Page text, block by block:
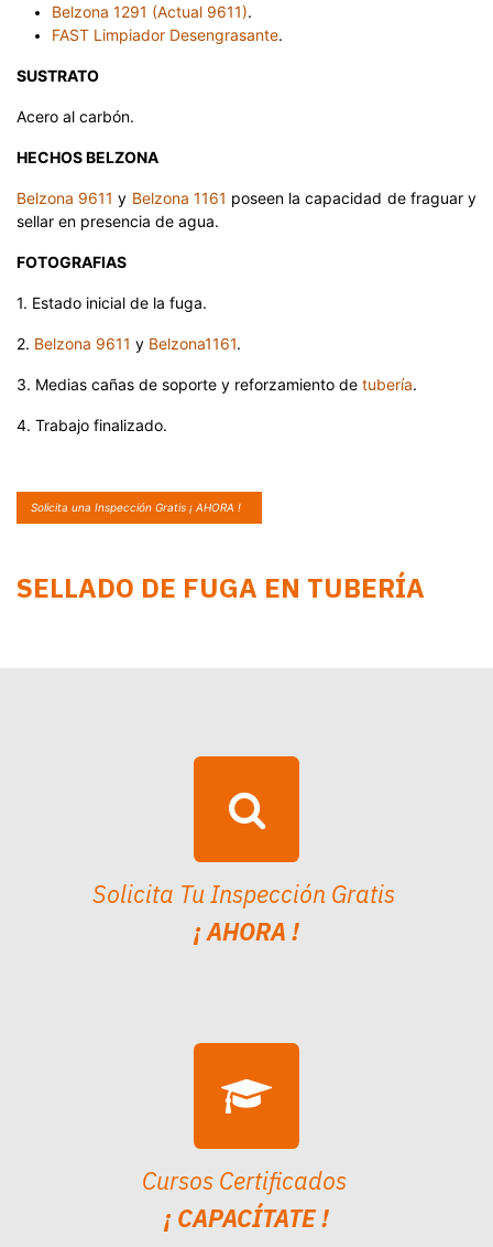
Belzona 1291 (Actual 9611).
FAST Limpiador Desengrasante.
SUSTRATO
Acero al carbón.
HECHOS BELZONA
Belzona 9611 y Belzona 1161 poseen la capacidad de fraguar y
sellar en presencia de agua.​
FOTOGRAFIAS​
​1. Estado inicial de la fuga.
2. Belzona 9611 y Belzona1161.
3. Medias cañas de soporte y reforzamiento de tubería.
4. Trabajo finalizado.
Solicita una Inspección Gratis ¡ AHORA !
SELLADO DE FUGA EN TUBERÍA
Solicita Tu Inspección Gratis
¡ AHORA !
Cursos Certificados
¡ CAPACÍTATE !